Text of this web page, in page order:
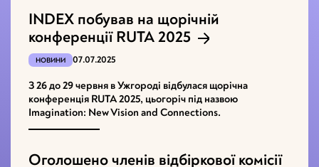
INDEX побував на щорічній
конференції RUTA 2025
НОВИНИ 07.07.2025
З 26 до 29 червня в Ужгороді відбулася щорічна
конференція RUTA 2025, цьогоріч під назвою
Imagination: New Vision and Connections.
Оголошено членів відбіркової комісії